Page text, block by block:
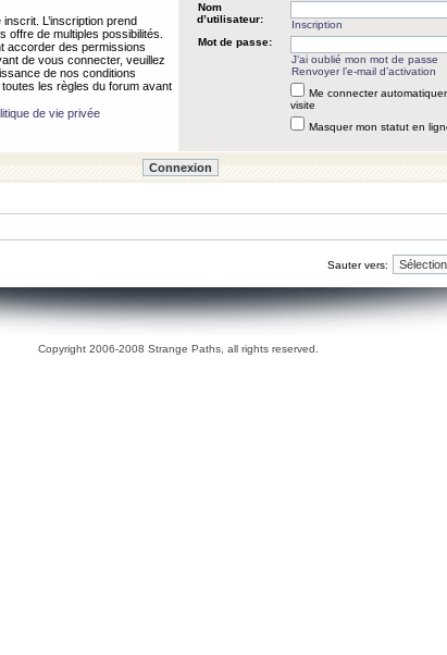
L’inscription prend
offre de multiples possibilités.
accorder des permissions
de vous connecter, veuillez
de nos conditions
les règles du forum avant
de vie privée
Nom
d’utilisateur:
Inscription
Mot de passe:
J’ai oublié mon mot de passe
Renvoyer l’e-mail d’activation
Me connecter
visite
Masquer mon statut en
Sauter vers:
Copyright 2006-2008 Strange Paths, all rights reserved.